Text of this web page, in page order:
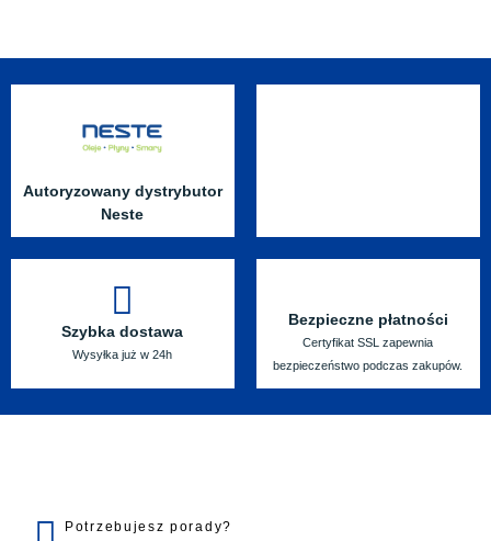
Autoryzowany dystrybutor
Neste
Szybka dostawa
Wysyłka już w 24h
Bezpieczne płatności
Certyfikat SSL zapewnia
bezpieczeństwo podczas zakupów.
Potrzebujesz porady?